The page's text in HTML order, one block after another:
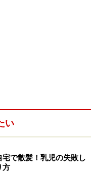
い
で散髪！乳児の失敗し
方